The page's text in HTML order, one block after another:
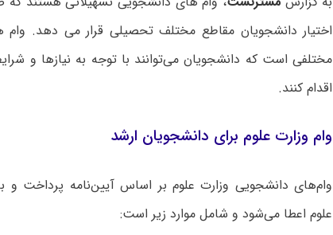
اختیار دانشجویان مقاطع مختلف تحصیلی قرار می دهد. وام
مختلفی است که دانشجویان می‌توانند با توجه به نیازها و
اقدام کنند.
وام وزارت علوم برای دانشجویان ارشد
وام‌های دانشجویی وزارت علوم بر اساس آیین‌نامه پرداخت و
علوم اعطا می‌شود و شامل موارد زیر است: